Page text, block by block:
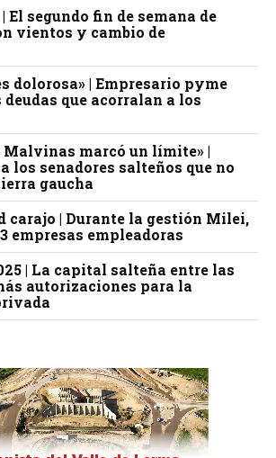
El segundo fin de semana de
vientos y cambio de
dolorosa» | Empresario pyme
deudas que acorralan a los
Malvinas marcó un límite» |
los senadores salteños que no
gaucha
carajo | Durante la gestión Milei,
empresas empleadoras
| La capital salteña entre las
autorizaciones para la